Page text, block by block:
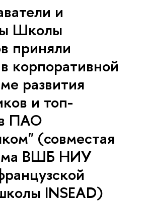
и
Школы
приняли
корпоративной
развития
и топ-
ПАО
(совместая
ВШБ НИУ
INSEAD)